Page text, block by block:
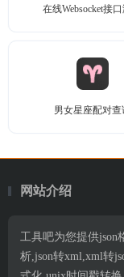
在线Websocket接
男女星座配对查
网站介绍
工具吧为您提供json
析,json转xml,xml转